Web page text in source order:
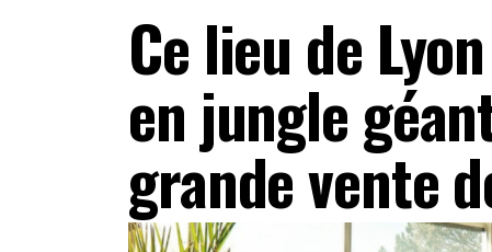
Ce lieu de
en jungle
grande vente